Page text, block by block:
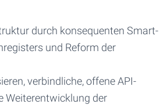
durch konsequenten Smart-
und Reform der
verbindliche, offene API-
Weiterentwicklung der